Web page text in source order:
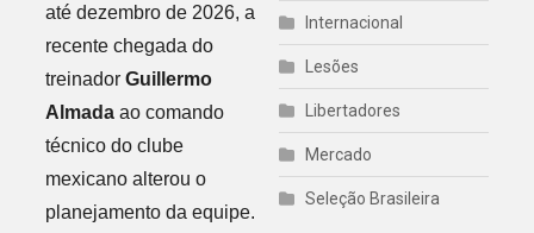
até dezembro de 2026, a
recente chegada do
treinador Guillermo
Almadaao comando
técnico do clube
mexicano alterou o
planejamento da equipe.
Internacional
Lesões
Libertadores
Mercado
Seleção Brasileira